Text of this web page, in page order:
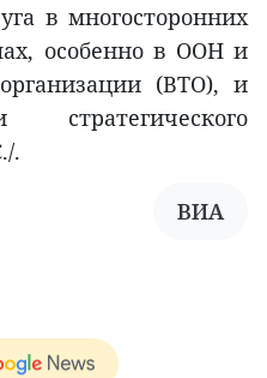
в многосторонних
особенно в ООН и
(ВТО), и
.
ВИА